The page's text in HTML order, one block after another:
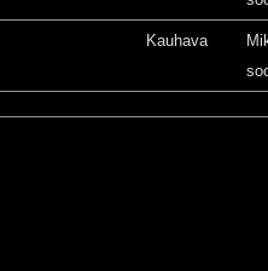
Kauhava